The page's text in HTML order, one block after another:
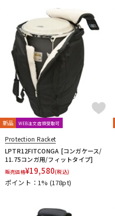
新品 WEB注文店頭受取可
Protection Racket
LPTR12FITCONGA [コンガケース/
11.75コンガ用/フィットタイプ]
販売価格¥19,580(税込)
ポイント：1% (178pt)